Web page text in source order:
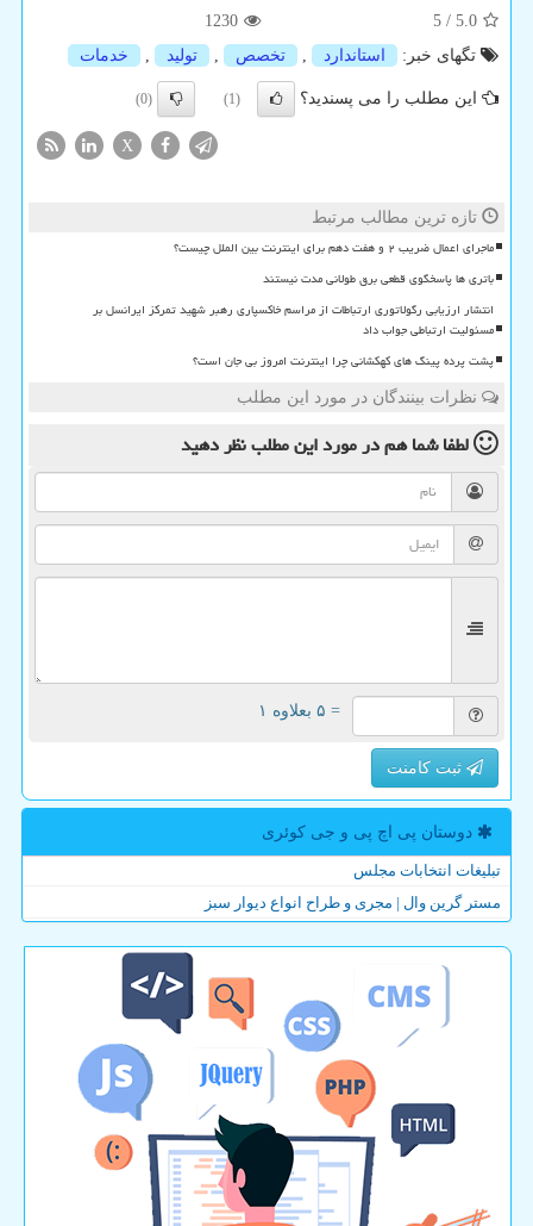
5.0
/
5
1230
تگهای خبر:
استاندارد تخصص تولید خدمات
این مطلب را می پسندید؟ (1)
(0)
X
تازه ترین مطالب مرتبط
ماجرای اعمال ضریب ۲ و هفت دهم برای اینترنت بین الملل چیست؟
باتری ها پاسخگوی قطعی برق طولانی مدت نیستند
انتشار ارزیابی رگولاتوری ارتباطات از مراسم خاکسپاری رهبر شهید تمرکز ایرانسل بر
مسئولیت ارتباطی جواب داد
پشت پرده پینگ های کهکشانی چرا اینترنت امروز بی جان است؟
نظرات بینندگان در مورد این مطلب
لطفا شما همدر مورد این مطلبنظر دهید
= ۵ بعلاوه ۱
ثبت کامنت
دوستان پی اچ پی و جی كوئری
تبلیغات انتخابات مجلس
مستر گرین وال | مجری و طراح انواع دیوار سبز